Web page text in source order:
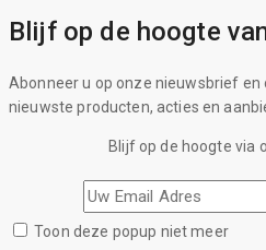
Blijf op de hoogte
Abonneer u op onze nieuwsbrief en
nieuwste producten, acties en
Blijf op de hoogte via
Toon deze popup niet meer